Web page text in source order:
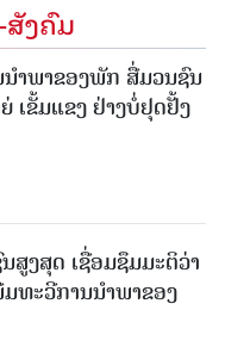
ງຄົມ
າພາຂອງພັກ ສື່ມວນຊົນ
ເຂັ້ມແຂງ ຢ່າງບໍ່ຢຸດຢັ້ງ
ສູງສຸດ ເຊື່ອມຊຶມມະຕິວ່າ
ທະວີການນຳພາຂອງ